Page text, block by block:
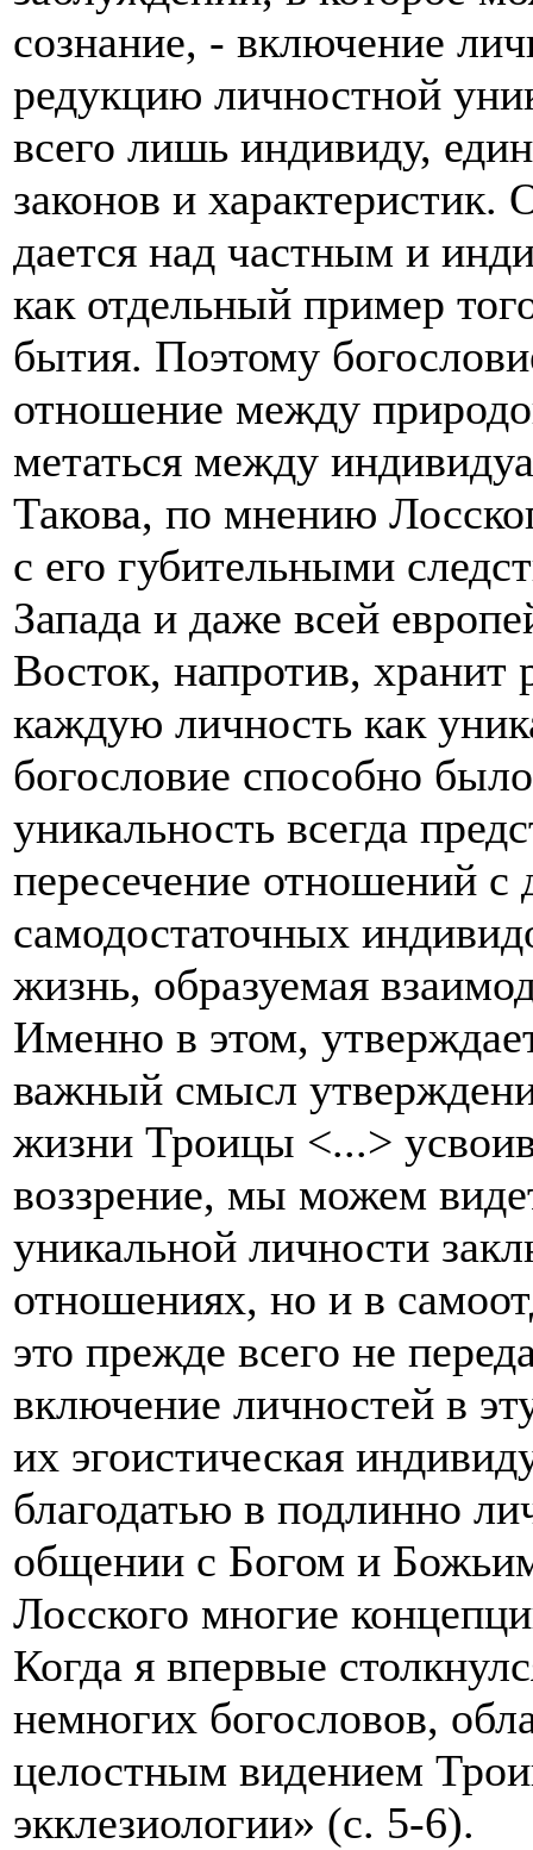
сознание, - включение
редукцию личностной
всего лишь индивиду,
законов и
дается над частным и
как отдельный пример
бытия. Поэтому
отношение между
метаться между
Такова, по мнению
с его губительными
Запада и даже всей
Восток, напротив, хранит
каждую личность как
богословие способно
уникальность всегда
пересечение отношений
самодостаточных
жизнь, образуемая
Именно в этом,
важный смысл
жизни Троицы <...>
воззрение, мы можем
уникальной личности
отношениях, но и в
это прежде всего не
включение личностей в
их эгоистическая
благодатью в подлинно
общении с Богом и
Лосского многие
Когда я впервые
немногих богословов,
целостным видением
экклезиологии» (с. 5-6).